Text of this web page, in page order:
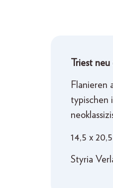
Triest
Flanieren
typischen
14,5 x
Styria